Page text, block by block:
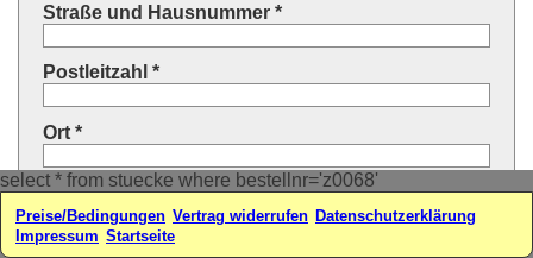
select * from stuecke where bestellnr='z0068'
Straße und Hausnummer *
Postleitzahl *
Ort *
Land * (auswählen oder eintragen)
Ihre E-Mail-Adresse*
Preise/Bedingungen Vertrag widerrufen Datenschutzerklärung
Impressum Startseite